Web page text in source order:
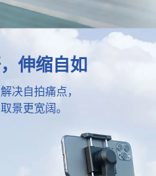
伸缩自如
决自拍痛点，
景更宽阔。